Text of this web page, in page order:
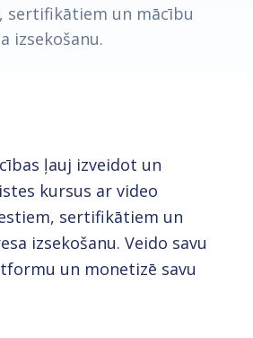
sertifikātiem un mācību
izsekošanu.
ļauj izveidot un
kursus ar video
sertifikātiem un
izsekošanu. Veido savu
un monetizē savu